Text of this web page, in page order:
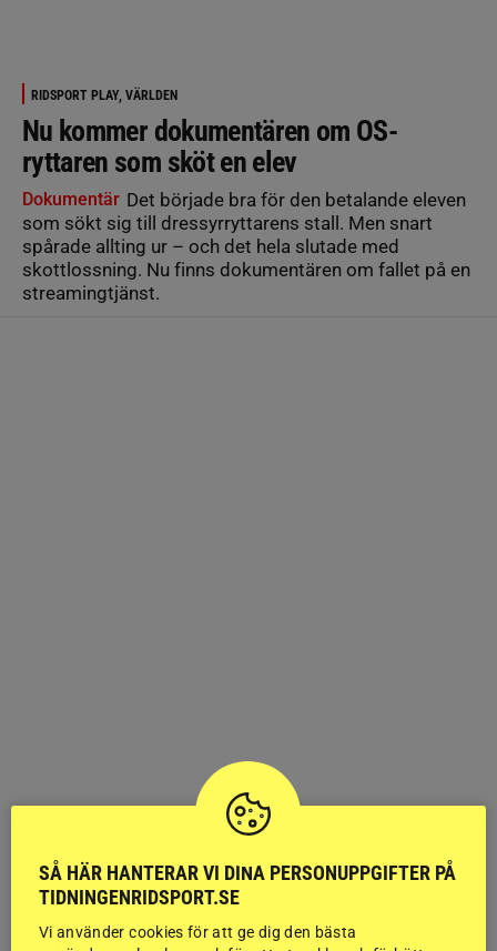
RIDSPORT PLAY, VÄRLDEN
Nu kommer dokumentären om OS-
ryttaren som sköt en elev
Dokumentär Det började bra för den betalande eleven
som sökt sig till dressyrryttarens stall. Men snart
spårade allting ur – och det hela slutade med
skottlossning. Nu finns dokumentären om fallet på en
streamingtjänst.
Ponny hittad död i hage – misstänkt
vargattack
Rovdjur En ponny hittades död i sin hage på södra
SÅ HÄR HANTERAR VI DINA PERSONUPPGIFTER PÅ
TIDNINGENRIDSPORT.SE
Vi använder cookies för att ge dig den bästa